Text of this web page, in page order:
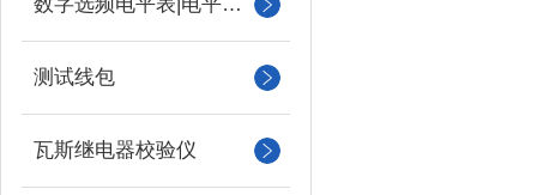
测试线包
瓦斯继电器校验仪